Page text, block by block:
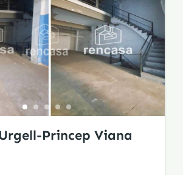
Princep Viana